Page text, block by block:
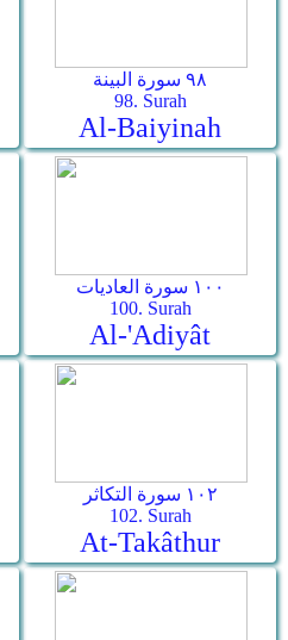
٩٨ سورة البينة
98. Surah
Al-Baiyinah
١٠٠ سورة العاديات
100. Surah
Al-'Adiyât
١٠٢ سورة التكاثر
102. Surah
At-Takâthur